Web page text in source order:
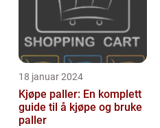
18 januar 2024
Kjøpe paller: En komplett
guide til å kjøpe og bruke
paller